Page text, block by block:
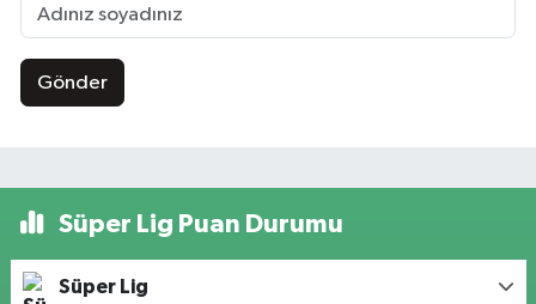
Gönder
Süper Lig Puan Durumu
Süper Lig